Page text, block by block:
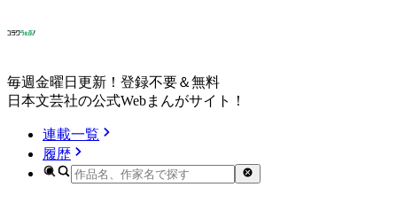
毎週金曜日更新！登録不要＆無料
日本文芸社の公式Webまんがサイト！
連載一覧
履歴